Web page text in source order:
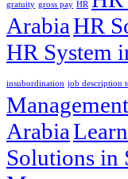
gratuity gross pay HR
ArabiaHR
HR System
insubordination job description
Arabia
Solutions in